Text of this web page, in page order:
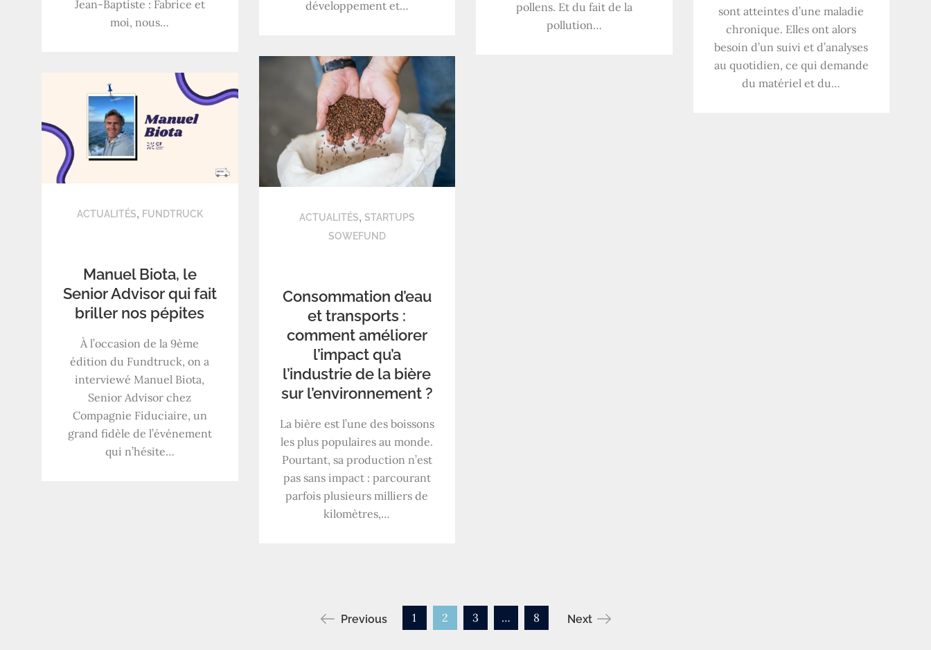
Jean-Baptiste : Fabrice et
moi, nous…
développement et…
pollens. Et du fait de la
pollution…
sont atteintes d’une maladie
chronique. Elles ont alors
besoin d’un suivi et d’analyses
au quotidien, ce qui demande
du matériel et du…
ACTUALITÉS, STARTUPS
SOWEFUND
Consommation d’eau
et transports :
comment améliorer
l’impact qu’a
l’industrie de la bière
sur l’environnement ?
La bière est l’une des boissons
les plus populaires au monde.
Pourtant, sa production n’est
pas sans impact : parcourant
parfois plusieurs milliers de
kilomètres,…
ACTUALITÉS, FUNDTRUCK
Manuel Biota, le
Senior Advisor qui fait
briller nos pépites
À l’occasion de la 9ème
édition du Fundtruck, on a
interviewé Manuel Biota,
Senior Advisor chez
Compagnie Fiduciaire, un
grand fidèle de l’événement
qui n’hésite…
Previous 1 2 3 … 8 Next